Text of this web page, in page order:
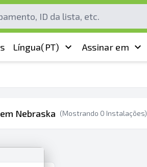
Língua(PT) Assinar em
Nebraska (Mostrando 0 Instalações)